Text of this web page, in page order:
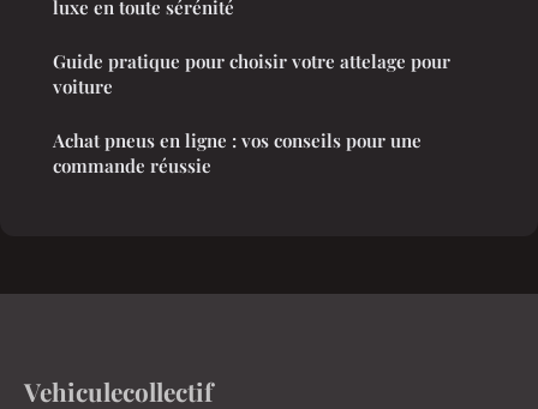
luxe en toute sérénité
Guide pratique pour choisir votre attelage pour
voiture
Achat pneus en ligne : vos conseils pour une
commande réussie
Vehiculecollectif